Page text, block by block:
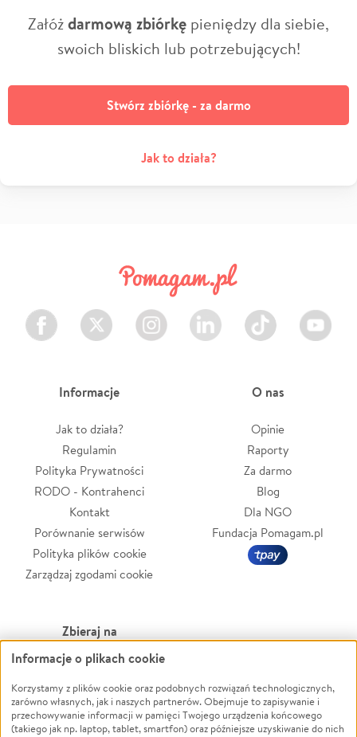
Załóżdarmową zbiórkę pieniędzy dla siebie,
swoich bliskich lub potrzebujących!
Stwórz zbiórkę - za darmo
Jak to działa?
Facebook Twitter Instagram LinkedIn TikTok Youtube
Informacje
Jak to działa?
Regulamin
Polityka Prywatności
RODO - Kontrahenci
Kontakt
Porównanie serwisów
Polityka plików cookie
Zarządzaj zgodami cookie
O nas
Opinie
Raporty
Za darmo
Blog
Dla NGO
Fundacja Pomagam.pl
Zbieraj na
Leczenie
Zwierzęta
Pożar
Ukraina
Powódź
Wichura
NGO
Informacje o plikach cookie
Korzystamy z plików cookie oraz podobnych rozwiązań technologicznych,
zarówno własnych, jak i naszych partnerów. Obejmuje to zapisywanie i
przechowywanie informacji w pamięci Twojego urządzenia końcowego
(takiego jak np. laptop, tablet, smartfon) oraz późniejsze uzyskiwanie do nich